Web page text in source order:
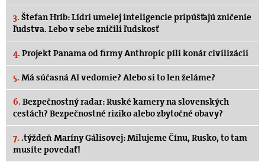
3. Štefan Hríb: Lídri umelej inteligencie pripúšťajú zničenie
ľudstva. Lebo v sebe zničili ľudskosť
4. Projekt Panama od firmy Anthropic píli konár civilizácii
5. Má súčasná AI vedomie? Alebo si to len želáme?
6. Bezpečnostný radar: Ruské kamery na slovenských
cestách? Bezpečnostné riziko alebo zbytočné obavy?
7. .týždeň Maríny Gálisovej: Milujeme Čínu, Rusko, to tam
musíte povedať!